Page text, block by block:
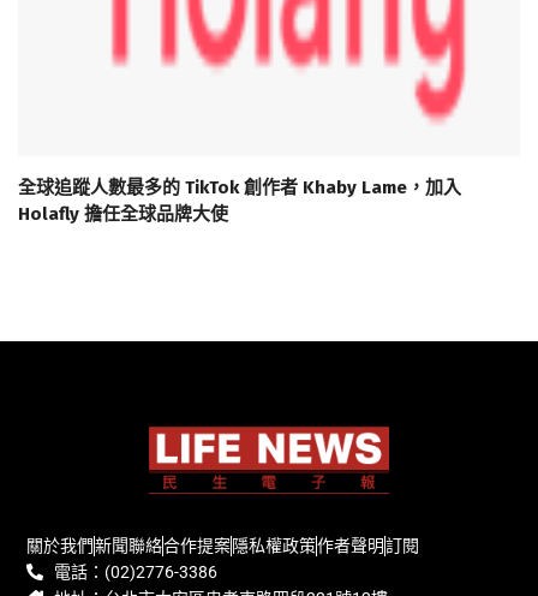
全球追蹤人數最多的 TikTok 創作者 Khaby Lame，加入
Holafly 擔任全球品牌大使
關於我們新聞聯絡合作提案隱私權政策作者聲明訂閱
電話：(02)2776-3386